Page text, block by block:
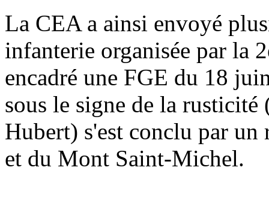
La CEA a ainsi envoyé
infanterie organisée par la
encadré une FGE du 18
sous le signe de la rusticité
Hubert) s'est conclu par
et du Mont Saint-Michel.